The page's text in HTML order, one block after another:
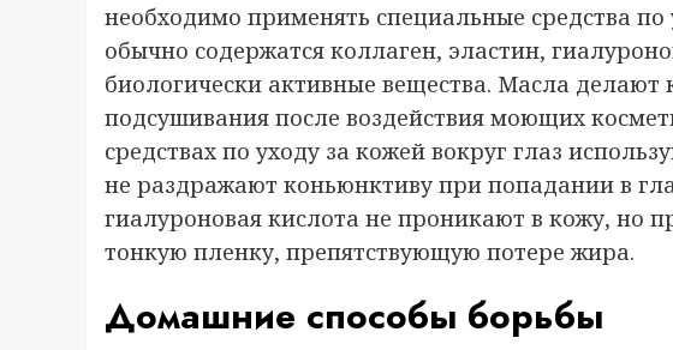
необходимо применять специальные средства по
обычно содержатся коллаген, эластин,
биологически активные вещества. Масла
подсушивания после воздействия моющих
средствах по уходу за кожей вокруг глаз
не раздражают коньюнктиву при попадании в
гиалуроновая кислота не проникают в кожу, но
тонкую пленку, препятствующую потере жира.
Домашние способы борьбы